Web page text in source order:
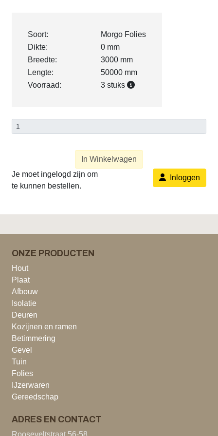
Soort:
Morgo Folies
Dikte:
0 mm
Breedte:
3000 mm
Lengte:
50000 mm
Voorraad:
3 stuks
In Winkelwagen
Je moet ingelogd zijn om
te kunnen bestellen.
Inloggen
ONZE PRODUCTEN
Hout
Plaat
Afbouw
Isolatie
Deuren
Kozijnen en ramen
Betimmering
Gevel
Tuin
Folies
IJzerwaren
Gereedschap
ADRES EN CONTACT
Rooseveltstraat 56-58